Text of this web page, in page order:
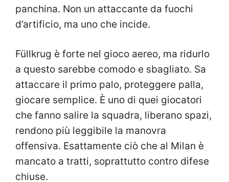
panchina. Non un attaccante da fuochi
d’artificio, ma uno che incide.
Füllkrug è forte nel gioco aereo, ma ridurlo
a questo sarebbe comodo e sbagliato. Sa
attaccare il primo palo, proteggere palla,
giocare semplice. È uno di quei giocatori
che fanno salire la squadra, liberano spazi,
rendono più leggibile la manovra
offensiva. Esattamente ciò che al Milan è
mancato a tratti, soprattutto contro difese
chiuse.